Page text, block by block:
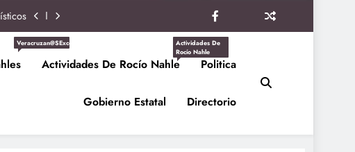
SSPVeracruzan@sExcepcioNahles
Actividades De Rocío Nahle
Actividades De
Rocío Nahle
Politica
Gobierno Estatal Directorio